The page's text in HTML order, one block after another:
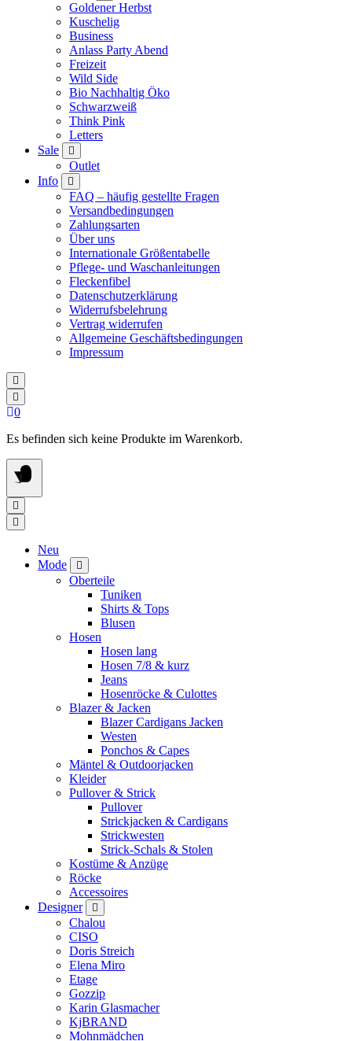
Goldener Herbst
Kuschelig
Business
Anlass Party Abend
Freizeit
Wild Side
Bio Nachhaltig Öko
Schwarzweiß
Think Pink
Letters
Sale
Outlet
Info
FAQ – häufig gestellte Fragen
Versandbedingungen
Zahlungsarten
Über uns
Internationale Größentabelle
Pflege- und Waschanleitungen
Fleckenfibel
Datenschutzerklärung
Widerrufsbelehrung
Vertrag widerrufen
Allgemeine Geschäftsbedingungen
Impressum
0
Es befinden sich keine Produkte im Warenkorb.
Neu
Mode
Oberteile
Tuniken
Shirts & Tops
Blusen
Hosen
Hosen lang
Hosen 7/8 & kurz
Jeans
Hosenröcke & Culottes
Blazer & Jacken
Blazer Cardigans Jacken
Westen
Ponchos & Capes
Mäntel & Outdoorjacken
Kleider
Pullover & Strick
Pullover
Strickjacken & Cardigans
Strickwesten
Strick-Schals & Stolen
Kostüme & Anzüge
Röcke
Accessoires
Designer
Chalou
CISO
Doris Streich
Elena Miro
Etage
Gozzip
Karin Glasmacher
KjBRAND
Mohnmädchen